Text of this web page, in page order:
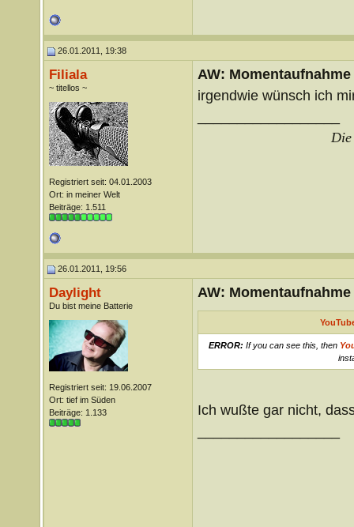
26.01.2011, 19:38
Filiala
~ titellos ~
Registriert seit: 04.01.2003
Ort: in meiner Welt
Beiträge: 1.511
AW: Momentaufnahme
irgendwie wünsch ich
Die
26.01.2011, 19:56
Daylight
Du bist meine Batterie
Registriert seit: 19.06.2007
Ort: tief im Süden
Beiträge: 1.133
AW: Momentaufnahme
ERROR: If you can see this, then
Ich wußte gar nicht,